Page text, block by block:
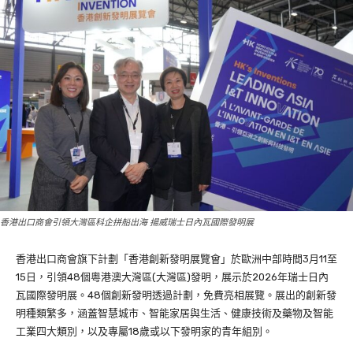
香港出口商會引領大灣區科企拼船出海 揚威瑞士日內瓦國際發明展
香港出口商會旗下計劃「香港創新發明展覽會」於歐洲中部時間3月11至
15日，引領48個粵港澳大灣區(大灣區)發明，展示於2026年瑞士日內
瓦國際發明展。48個創新發明透過計劃，免費亮相展覽。展出的創新發
明種類繁多，涵蓋智慧城市、智能家居與生活、健康技術及藥物及智能
工業四大類別，以及專屬18歲或以下發明家的青年組別。